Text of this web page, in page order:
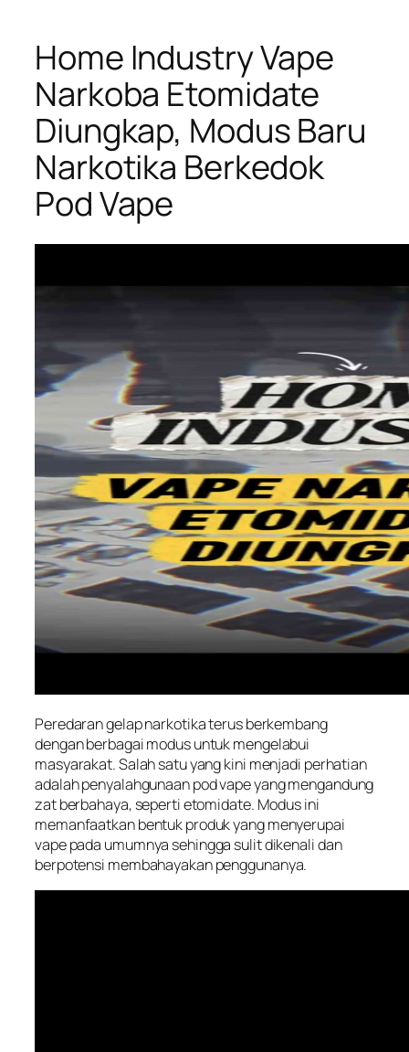
Home Industry Vape
Narkoba Etomidate
Diungkap, Modus Baru
Narkotika Berkedok
Pod Vape
Peredaran gelap narkotika terus berkembang
dengan berbagai modus untuk mengelabui
masyarakat. Salah satu yang kini menjadi perhatian
adalah penyalahgunaan pod vape yang mengandung
zat berbahaya, seperti etomidate. Modus ini
memanfaatkan bentuk produk yang menyerupai
vape pada umumnya sehingga sulit dikenali dan
berpotensi membahayakan penggunanya.